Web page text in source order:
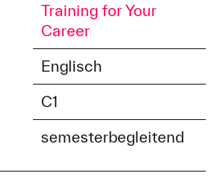
Training for Your
Career
Englisch
C1
semesterbegleitend